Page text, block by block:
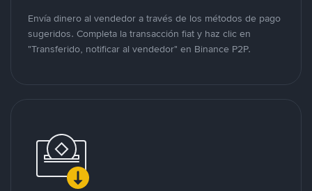
Envía dinero al vendedor a través de los métodos de pago
sugeridos. Completa la transacción fiat y haz clic en
"Transferido, notificar al vendedor" en Binance P2P.